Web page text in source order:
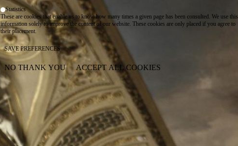
Statistics
These are cookies that enable us to know how many times a given page has been consulted. We use this
information solely to improve the content of our website. These cookies are only placed if you agree to
their placement.
SAVE PREFERENCES
NO THANK YOU ACCEPT ALL COOKIES
WITHDRAW CONSENT